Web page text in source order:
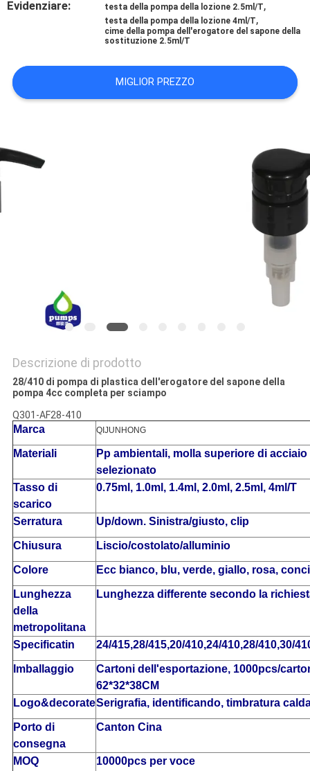
MAPPA
SITO
PRIVACY
POLICY
Evidenziare: testa della pompa della lozione 2.5ml/T,
testa della pompa della lozione 4ml/T,
cime della pompa dell'erogatore del sapone della
sostituzione 2.5ml/T
MIGLIOR PREZZO
Descrizione di prodotto
28/410 di pompa di plastica dell'erogatore del sapone della
pompa 4cc completa per sciampo
Q301-AF28-410
Marca QIJUNHONG
Materiali
Pp ambientali, molla superiore di
selezionato
Tasso di
scarico
0.75ml, 1.0ml, 1.4ml, 2.0ml, 2.5ml, 4ml/T
Serratura Up/down. Sinistra/giusto, clip
Chiusura Liscio/costolato/alluminio
Colore Ecc bianco, blu, verde, giallo, rosa,
Lunghezza
della
metropolitana
Lunghezza differente secondo la
Specificatin 24/415,28/415,20/410,24/410,28/410,30/
Imballaggio
Cartoni dell'esportazione, 1000pcs/
62*32*38CM
Logo&decorateSerigrafia, identificando, timbratura
Porto di
consegna
Canton Cina
MOQ 10000pcs per voce